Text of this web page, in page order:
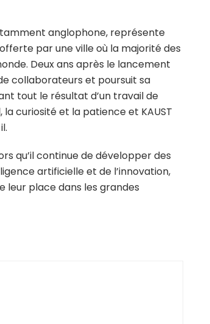
anglophone, représente
par une ville où la majorité des
Deux ans après le lancement
collaborateurs et poursuit sa
tout le résultat d’un travail de
curiosité et la patience et KAUST
qu’il continue de développer des
artificielle et de l’innovation,
leur place dans les grandes